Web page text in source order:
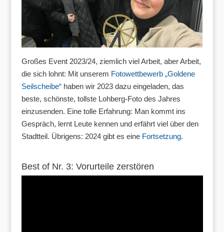
Großes Event 2023/24, ziemlich viel Arbeit, aber Arbeit,
die sich lohnt: Mit unserem Fotowettbewerb „Goldene
Seilscheibe“ haben wir 2023 dazu eingeladen, das
beste, schönste, tollste Lohberg-Foto des Jahres
einzusenden. Eine tolle Erfahrung: Man kommt ins
Gespräch, lernt Leute kennen und erfährt viel über den
Stadtteil. Übrigens: 2024 gibt es eine Fortsetzung.
Best of Nr. 3: Vorurteile zerstören